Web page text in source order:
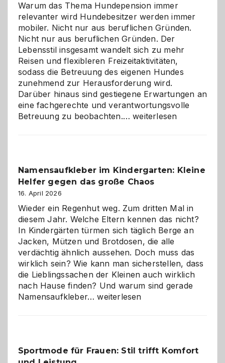
Warum das Thema Hundepension immer
relevanter wird Hundebesitzer werden immer
mobiler. Nicht nur aus beruflichen Gründen.
Nicht nur aus beruflichen Gründen. Der
Lebensstil insgesamt wandelt sich zu mehr
Reisen und flexibleren Freizeitaktivitäten,
sodass die Betreuung des eigenen Hundes
zunehmend zur Herausforderung wird.
Darüber hinaus sind gestiegene Erwartungen an
eine fachgerechte und verantwortungsvolle
Betreuung zu beobachten.…Betreuung
ist
eine
die
richtige
Wahl?
weiterlesen
Namensaufkleber im Kindergarten: Kleine
Helfer gegen das große Chaos
16. April 2026
Wieder ein Regenhut weg. Zum dritten Mal in
diesem Jahr. Welche Eltern kennen das nicht?
In Kindergärten türmen sich täglich Berge an
Jacken, Mützen und Brotdosen, die alle
verdächtig ähnlich aussehen. Doch muss das
wirklich sein? Wie kann man sicherstellen, dass
die Lieblingssachen der Kleinen auch wirklich
nach Hause finden? Und warum sind gerade
Namensaufkleber…Namensaufkleber
gegen
weiterlesen
Sportmode für Frauen: Stil trifft Komfort